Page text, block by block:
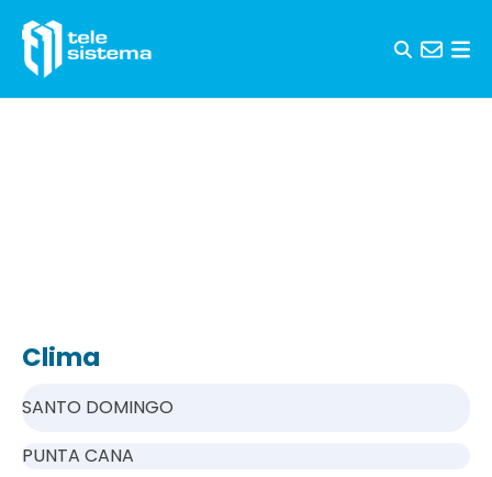
Clima
SANTO DOMINGO
PUNTA CANA